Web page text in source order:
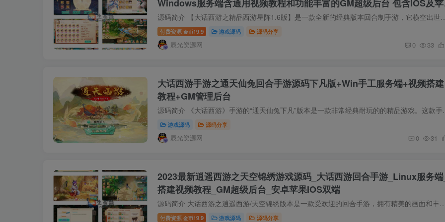
Windows服务端含通用视频教程和功能丰富的GM超级后台 包含IOS及苹
安卓双端
源码简介 【大话西游之精品西游星阵1.6版】是一款全新的经典版本回合制手游，它
付费资源 金币19.9 游戏源码 源码分享
辰光资源网 0 33
大话西游手游之通天仙兔回合手游源码下凡版+Win手工服务端+视频搭建
教程+GM管理后台
源码简介 《大话西游》手游的“通天仙兔
游戏源码 源码分享
辰光资源网 0 31
2023最新逍遥西游之天空锦绣游戏源码_大话西游回合手游_Linux服务端_
搭建视频教程_GM超级后台_安卓苹果IOS双端
源码简介 大话西游之逍遥西游/天空锦绣版本是一款受欢迎的回合手游，拥有精美的画面和丰富的玩法。可在Linux服
付费资源 金币19.9 游戏源码 源码分享